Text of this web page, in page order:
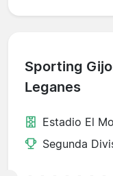
Sporting
Leganes
Estadio El
Segunda